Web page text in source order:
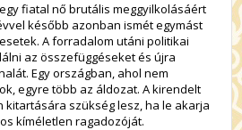
fiatal nő brutális meggyilkolásáért
később azonban ismét egymást
A forradalom utáni politikai
az összefüggéseket és újra
Egy országban, ahol nem
egyre több az áldozat. A kirendelt
szükség lesz, ha le akarja
kíméletlen ragadozóját.